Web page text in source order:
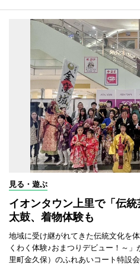
見る・遊ぶ
イオンタウン上里で「伝
太鼓、着物体験も
地域に受け継がれてきた伝統文化を
くわく体験♪おまつりデビュー！～
里町金久保）のふれあいコート特設会